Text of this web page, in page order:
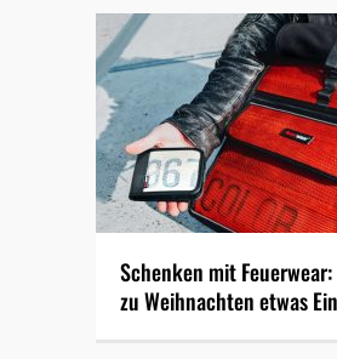
Schenken mit
zu Weihnachten etwas